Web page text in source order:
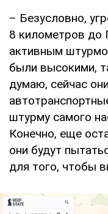
– Безусловно,
8 километров до
активным
были высокими,
думаю, сейчас
штурму самого
Конечно, еще
они будут
для того, чтобы